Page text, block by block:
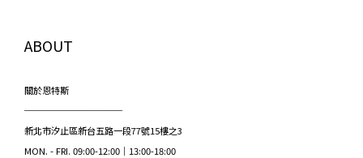
ABOUT
關於恩特斯
───────────
新北市汐止區新台五路一段77號15樓之3
MON. - FRI. 09:00-12:00｜13:00-18:00